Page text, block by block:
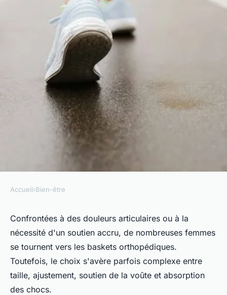
Guide d'achat : comment
sélectionner des baskets
orthopédiques pour femmes
admin •6 avril 2024 •3 min de lecture
Accueil›Bien-être
Confrontées à des douleurs articulaires ou à la
nécessité d'un soutien accru, de nombreuses femmes
se tournent vers les baskets orthopédiques.
Toutefois, le choix s'avère parfois complexe entre
taille, ajustement, soutien de la voûte et absorption
des chocs.